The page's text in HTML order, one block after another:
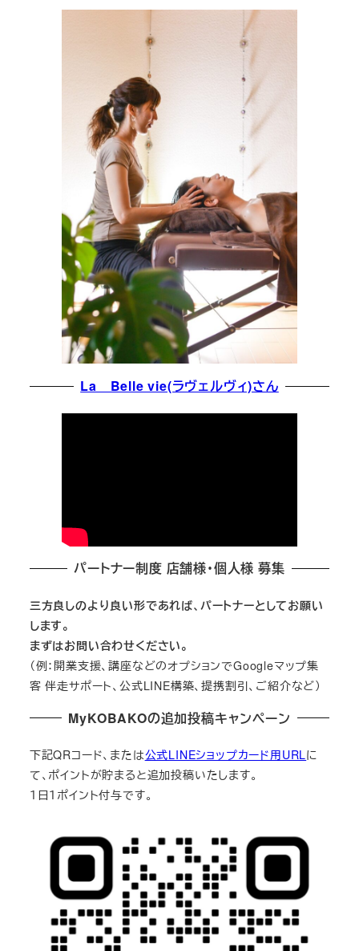
La Belle vie(ラヴェルヴィ)さん
パートナー制度 店舗様・個人様 募集
三方良しのより良い形であれば、パートナーとしてお願い
します。
まずはお問い合わせください。
（例：開業支援、講座などのオプションでGoogleマップ集
客 伴走サポート、公式LINE構築、提携割引、ご紹介など）
MyKOBAKOの追加投稿キャンペーン
下記QRコード、または公式LINEショップカード用URLに
て、ポイントが貯まると追加投稿いたします。
１日１ポイント付与です。